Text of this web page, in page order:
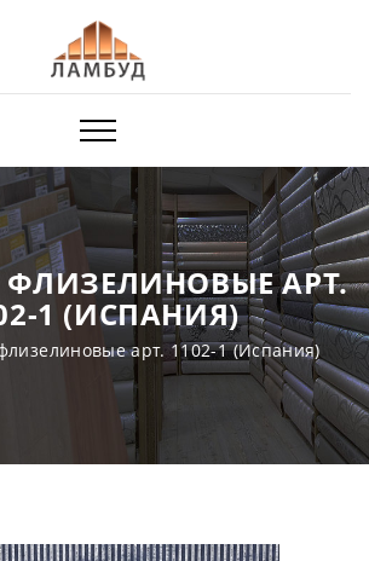
ФЛИЗЕЛИНОВЫЕ АРТ.
1 (ИСПАНИЯ)
арт. 1102-1 (Испания)